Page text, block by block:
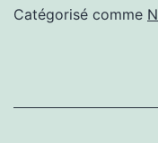
Catégorisé comme